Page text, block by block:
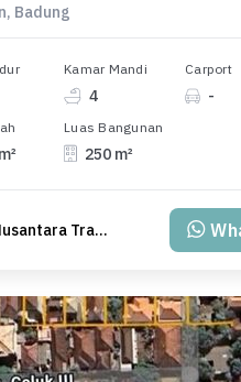
Badung
Kamar Mandi
4
Carport
-
Luas Bangunan
250 m²
Bali Nusantara Travel